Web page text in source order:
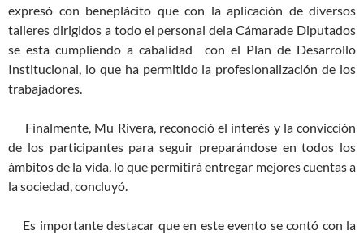
expresó con beneplácito que con la aplicación de diversos
talleres dirigidos a todo el personal dela Cámarade Diputados
se esta cumpliendo a cabalidad con el Plan de Desarrollo
Institucional, lo que ha permitido la profesionalización de los
trabajadores.
Finalmente, Mu Rivera, reconoció el interés y la convicción
de los participantes para seguir preparándose en todos los
ámbitos de la vida, lo que permitirá entregar mejores cuentas a
la sociedad, concluyó.
Es importante destacar que en este evento se contó con la